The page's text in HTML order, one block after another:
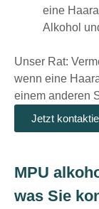
eine
Alkohol
Unser Rat:
wenn eine
einem anderen
Jetzt
MPU
was Sie